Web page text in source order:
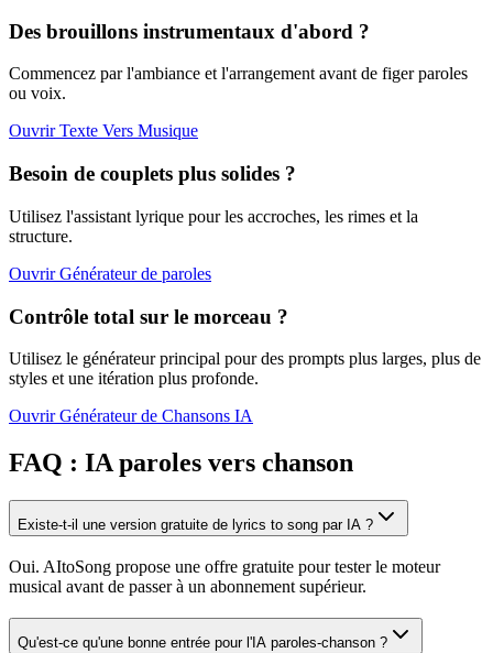
Des brouillons instrumentaux d'abord ?
Commencez par l'ambiance et l'arrangement avant de figer paroles
ou voix.
Ouvrir Texte Vers Musique
Besoin de couplets plus solides ?
Utilisez l'assistant lyrique pour les accroches, les rimes et la
structure.
Ouvrir Générateur de paroles
Contrôle total sur le morceau ?
Utilisez le générateur principal pour des prompts plus larges, plus de
styles et une itération plus profonde.
Ouvrir Générateur de Chansons IA
FAQ : IA paroles vers chanson
Existe-t-il une version gratuite de lyrics to song par IA ?
Oui. AItoSong propose une offre gratuite pour tester le moteur
musical avant de passer à un abonnement supérieur.
Qu'est-ce qu'une bonne entrée pour l'IA paroles-chanson ?